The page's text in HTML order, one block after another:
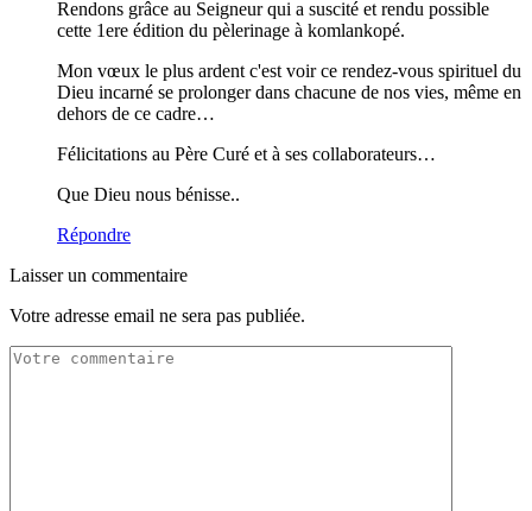
Rendons grâce au Seigneur qui a suscité et rendu possible
cette 1ere édition du pèlerinage à komlankopé.
Mon vœux le plus ardent c'est voir ce rendez-vous spirituel du
Dieu incarné se prolonger dans chacune de nos vies, même en
dehors de ce cadre…
Félicitations au Père Curé et à ses collaborateurs…
Que Dieu nous bénisse..
Répondre
Laisser un commentaire
Votre adresse email ne sera pas publiée.